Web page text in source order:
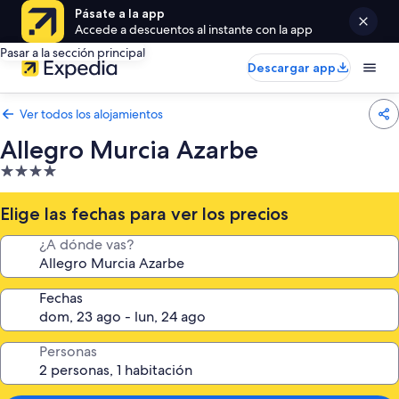
Pásate a la app
Accede a descuentos al instante con la app
Pasar a la sección principal
Descargar app
Ver todos los alojamientos
Allegro Murcia Azarbe
Alojamiento
de
4.0 estrellas
Elige las fechas para ver los precios
¿A dónde vas?
Fechas
Personas